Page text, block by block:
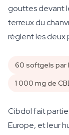
gouttes devant
terreux du
règlent les deux
60 softgels par
1 000 mg de
Cibdol fait partie
Europe, et leur